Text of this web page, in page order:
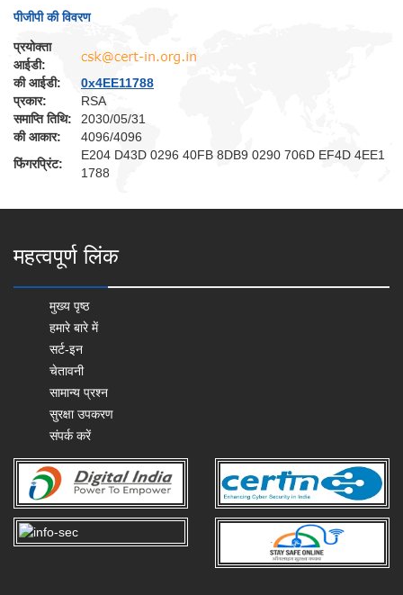
पीजीपी की विवरण
प्रयोक्‍ता
आईडी:
की आईडी:
0x4EE11788
प्रकार:
RSA
समाप्ति तिथि:
2030/05/31
की आकार:
4096/4096
फिंगरप्रिंट:
E204 D43D 0296 40FB 8DB9 0290 706D EF4D 4EE1
1788
महत्वपूर्ण लिंक
मुख्य पृष्ठ
हमारे बारे में
सर्ट-इन
चेतावनी
सामान्य प्रश्न
सुरक्षा उपकरण
संपर्क करें